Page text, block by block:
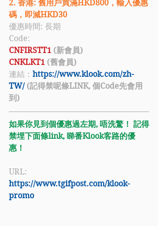
2. 香港: 舊用戶買滿HKD800，輸入優惠
碼，即減HKD30
優惠時間: 長期
Code:
CNFIRSTT1 (新會員)
CNKLKT1 (舊會員)
連結： https://www.klook.com/zh-
TW/ (記得禁呢條LINK, 個Code先會用
到)
如果你見到個優惠過左期, 唔洗驚！ 記得
禁埋下面條link, 睇番Klook客路的優
惠！
URL:
https://www.tgifpost.com/klook-
promo